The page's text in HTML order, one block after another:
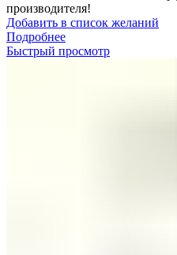
производителя!
Добавить в список желаний
Подробнее
Быстрый просмотр